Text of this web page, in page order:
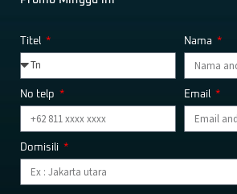
Titel Nama
No telp Email
Domisili